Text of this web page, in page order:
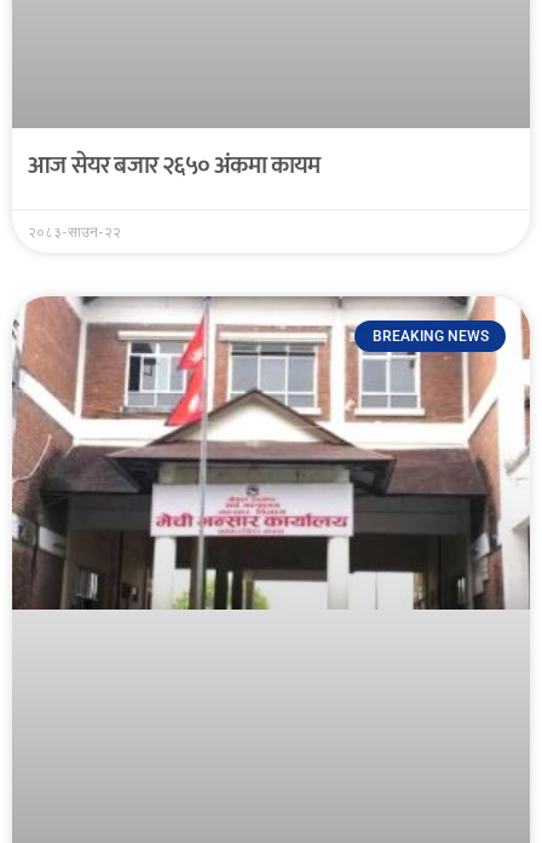
आज सेयर बजार २६५० अंकमा कायम
२०८३-साउन-२२
BREAKING NEWS